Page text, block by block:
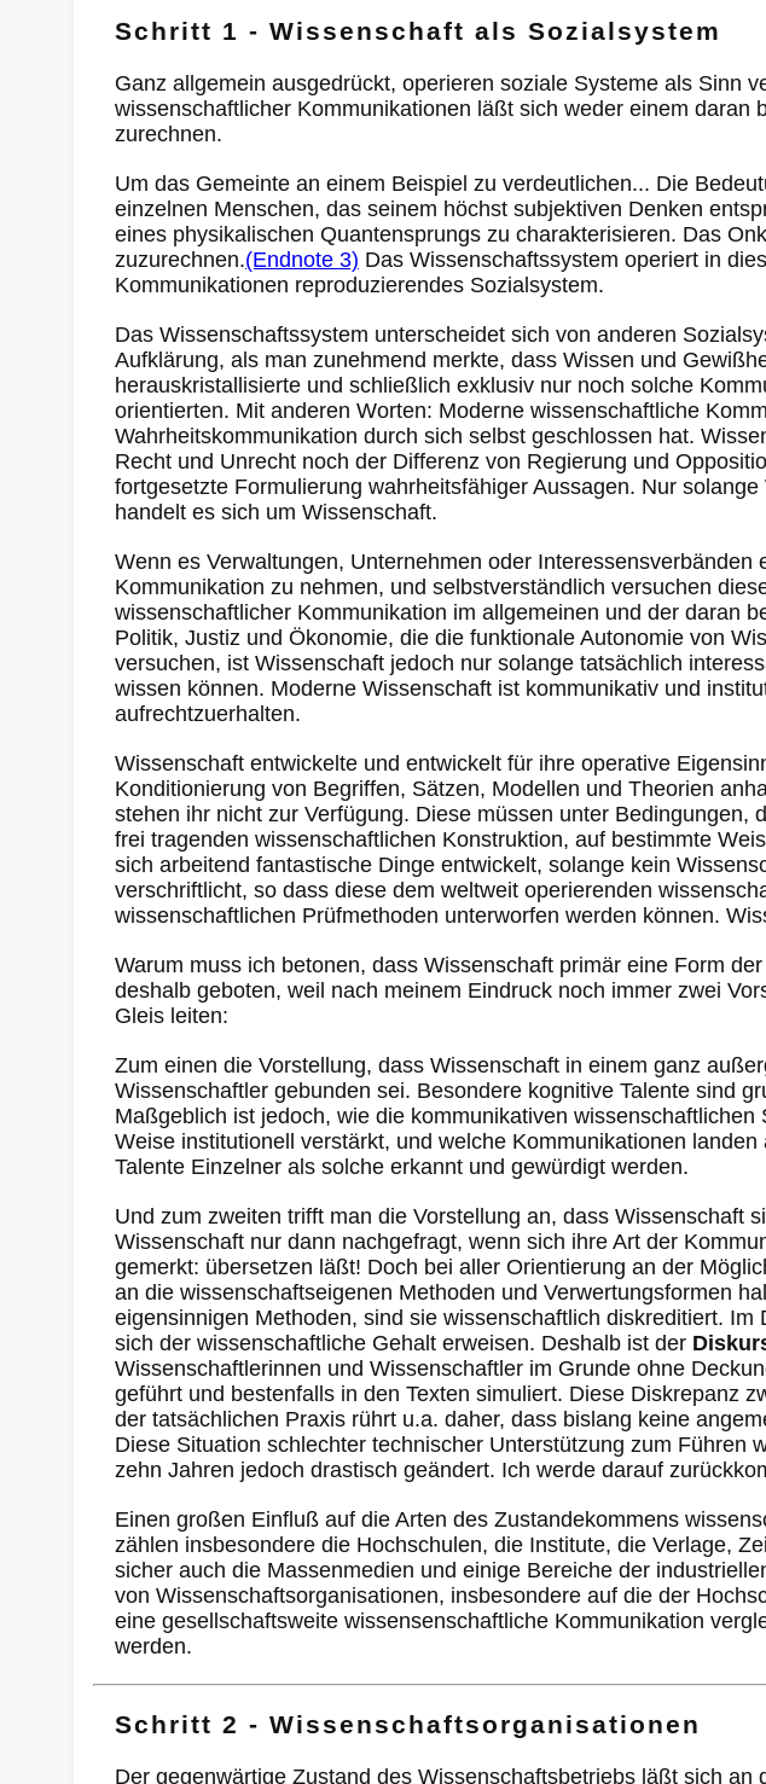
Schritt 1 - Wissenschaft als Sozialsystem
Ganz allgemein ausgedrückt, operieren soziale Systeme als Sinn
wissenschaftlicher Kommunikationen läßt sich weder einem
zurechnen.
Um das Gemeinte an einem Beispiel zu verdeutlichen... Die
einzelnen Menschen, das seinem höchst subjektiven Denken
eines physikalischen Quantensprungs zu charakterisieren. Das
zuzurechnen.(Endnote 3) Das Wissenschaftssystem operiert in
Kommunikationen reproduzierendes Sozialsystem.
Das Wissenschaftssystem unterscheidet sich von anderen
Aufklärung, als man zunehmend merkte, dass Wissen und
herauskristallisierte und schließlich exklusiv nur noch solche
orientierten. Mit anderen Worten: Moderne wissenschaftliche
Wahrheitskommunikation durch sich selbst geschlossen hat.
Recht und Unrecht noch der Differenz von Regierung und
fortgesetzte Formulierung wahrheitsfähiger Aussagen. Nur
handelt es sich um Wissenschaft.
Wenn es Verwaltungen, Unternehmen oder
Kommunikation zu nehmen, und selbstverständlich versuchen
wissenschaftlicher Kommunikation im allgemeinen und der daran
Politik, Justiz und Ökonomie, die die funktionale Autonomie von
versuchen, ist Wissenschaft jedoch nur solange tatsächlich
wissen können. Moderne Wissenschaft ist kommunikativ und
aufrechtzuerhalten.
Wissenschaft entwickelte und entwickelt für ihre operative
Konditionierung von Begriffen, Sätzen, Modellen und Theorien
stehen ihr nicht zur Verfügung. Diese müssen unter
frei tragenden wissenschaftlichen Konstruktion, auf bestimmte
sich arbeitend fantastische Dinge entwickelt, solange kein
verschriftlicht, so dass diese dem weltweit operierenden
wissenschaftlichen Prüfmethoden unterworfen werden können.
Warum muss ich betonen, dass Wissenschaft primär eine Form
deshalb geboten, weil nach meinem Eindruck noch immer zwei
Gleis leiten:
Zum einen die Vorstellung, dass Wissenschaft in einem ganz
Wissenschaftler gebunden sei. Besondere kognitive Talente sind
Maßgeblich ist jedoch, wie die kommunikativen
Weise institutionell verstärkt, und welche Kommunikationen
Talente Einzelner als solche erkannt und gewürdigt werden.
Und zum zweiten trifft man die Vorstellung an, dass Wissenschaft
Wissenschaft nur dann nachgefragt, wenn sich ihre Art der
gemerkt: übersetzen läßt! Doch bei aller Orientierung an der
an die wissenschaftseigenen Methoden und Verwertungsformen
eigensinnigen Methoden, sind sie wissenschaftlich diskreditiert.
sich der wissenschaftliche Gehalt erweisen. Deshalb ist der
Wissenschaftlerinnen und Wissenschaftler im Grunde ohne
geführt und bestenfalls in den Texten simuliert. Diese Diskrepanz
der tatsächlichen Praxis rührt u.a. daher, dass bislang keine
Diese Situation schlechter technischer Unterstützung zum
zehn Jahren jedoch drastisch geändert. Ich werde darauf
Einen großen Einfluß auf die Arten des Zustandekommens
zählen insbesondere die Hochschulen, die Institute, die Verlage,
sicher auch die Massenmedien und einige Bereiche der
von Wissenschaftsorganisationen, insbesondere auf die der
eine gesellschaftsweite wissensenschaftliche Kommunikation
werden.
Schritt 2 - Wissenschaftsorganisationen
Der gegenwärtige Zustand des Wissenschaftsbetriebs läßt sich